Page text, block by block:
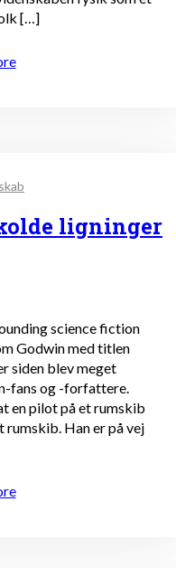
[…]
ligninger
science fiction
Godwin med titlen
siden blev meget
fans og -forfattere.
en pilot på et rumskib
rumskib. Han er på vej